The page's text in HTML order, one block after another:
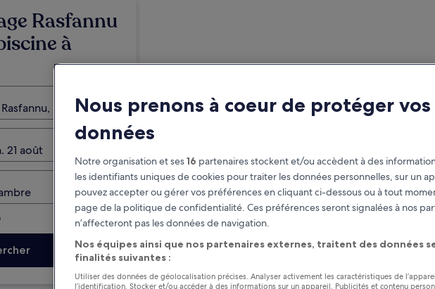
Rasfannu
à
21 août
Nous prenons à coeur de protéger vos
données
Notre organisation et ses16 partenaires stockent et/ou accèdent à des
les identifiants uniques de cookies pour traiter les données personnelles, sur un
pouvez accepter ou gérer vos préférences en cliquant ci-dessous ou à tout
page de la politique de confidentialité. Ces préférences seront signalées à nos
n’affecteront pas les données de navigation.
Nos équipes ainsi que nos partenaires externes, traitent des données
finalités suivantes :
Utiliser des données de géolocalisation précises. Analyser activement les caractéristiques de
l’identification. Stocker et/ou accéder à des informations sur un appareil. Publicités et contenu